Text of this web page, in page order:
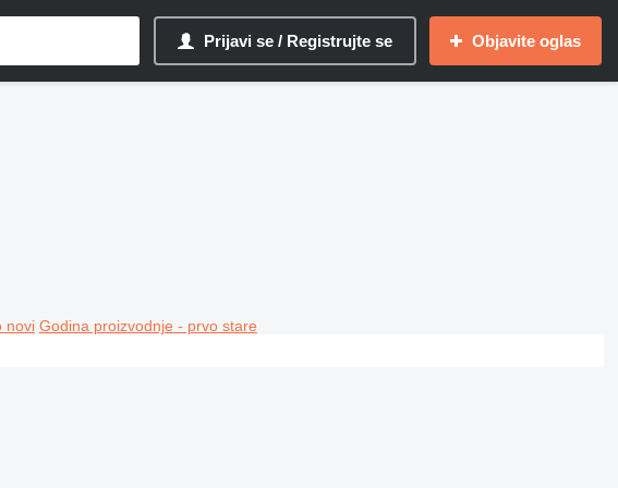
Prijavi se / Registrujte se Objavite oglas
novi Godina proizvodnje - prvo stare